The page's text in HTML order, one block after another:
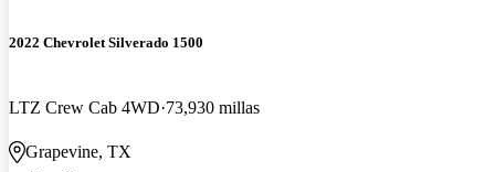
2022 Chevrolet Silverado 1500
LTZ Crew Cab 4WD 73,930 millas
Grapevine, TX